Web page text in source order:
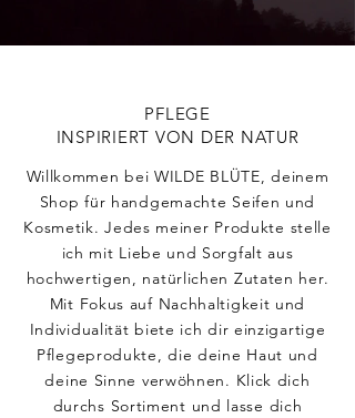
PFLEGE
INSPIRIERT VON DER NATUR
Willkommen bei WILDE BLÜTE, deinem
Shop für handgemachte Seifen und
Kosmetik. Jedes meiner Produkte stelle
ich mit Liebe und Sorgfalt aus
hochwertigen, natürlichen Zutaten her.
Mit Fokus auf Nachhaltigkeit und
Individualität biete ich dir einzigartige
Pflegeprodukte, die deine Haut und
deine Sinne verwöhnen. Klick dich
durchs Sortiment und lasse dich